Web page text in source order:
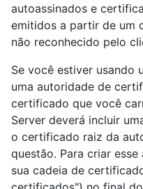
autoassinados e
emitidos a partir de um
não reconhecido pelo
Se você estiver usando
uma autoridade de
certificado que você
Server deverá incluir
o certificado raiz da
questão. Para criar
sua cadeia de